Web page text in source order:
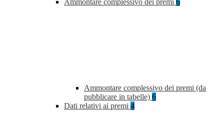
Ammontare complessivo dei premi 6
Ammontare complessivo dei premi (da
pubblicare in tabelle) 6
Dati relativi ai premi 4